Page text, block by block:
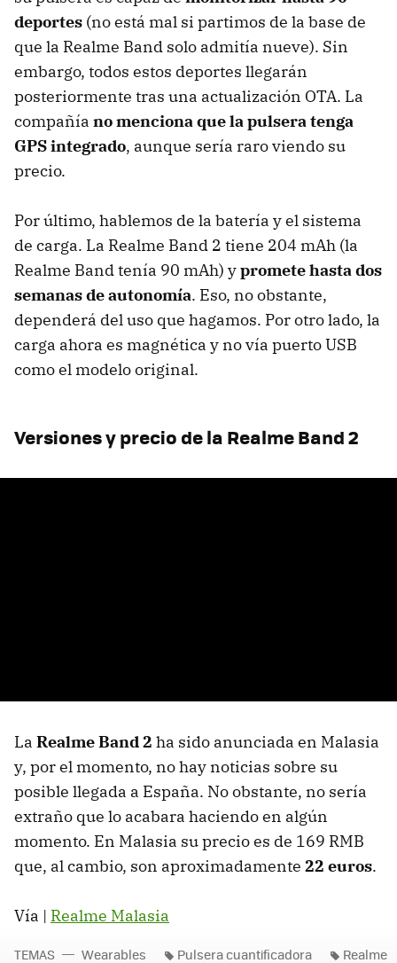
deportes (no está mal si partimos de la base de
que la Realme Band solo admitía nueve). Sin
embargo, todos estos deportes llegarán
posteriormente tras una actualización OTA. La
compañía no menciona que la pulsera tenga
GPS integrado, aunque sería raro viendo su
precio.
Por último, hablemos de la batería y el sistema
de carga. La Realme Band 2 tiene 204 mAh (la
Realme Band tenía 90 mAh) ypromete hasta dos
semanas de autonomía. Eso, no obstante,
dependerá del uso que hagamos. Por otro lado, la
carga ahora es magnética y no vía puerto USB
como el modelo original.
Versiones y precio de la Realme Band 2
La Realme Band 2 ha sido anunciada en Malasia
y, por el momento, no hay noticias sobre su
posible llegada a España. No obstante, no sería
extraño que lo acabara haciendo en algún
momento. En Malasia su precio es de 169 RMB
que, al cambio, son aproximadamente 22 euros.
Vía | Realme Malasia
TEMAS Wearables Pulsera cuantificadora Realme